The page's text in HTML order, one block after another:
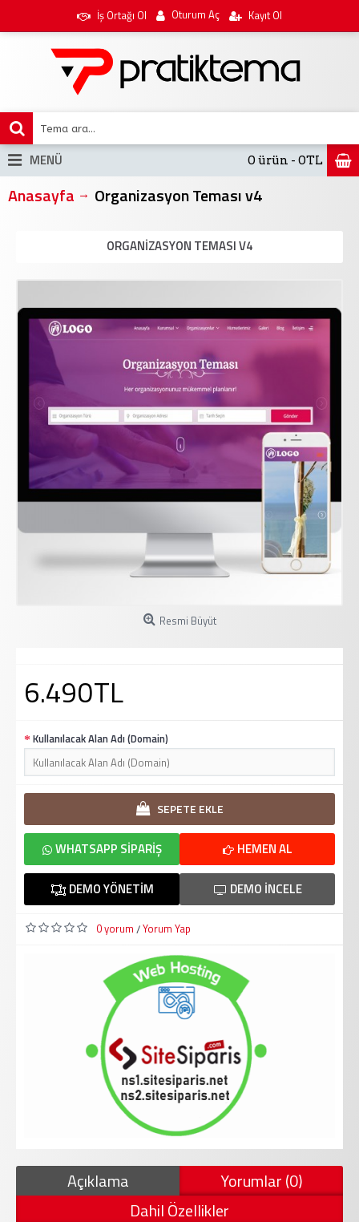
İş Ortağı Ol Oturum Aç Kayıt Ol
0 ürün - 0TL
MENÜ
Anasayfa Organizasyon Teması v4
ORGANIZASYON TEMASI V4
Resmi Büyüt
6.490TL
Kullanılacak Alan Adı (Domain)
SEPETE EKLE
HEMEN AL
WHATSAPP SIPARIŞ
DEMO İNCELE
DEMO YÖNETIM
0 yorum /Yorum Yap
Açıklama
Yorumlar (0)
Dahil Özellikler